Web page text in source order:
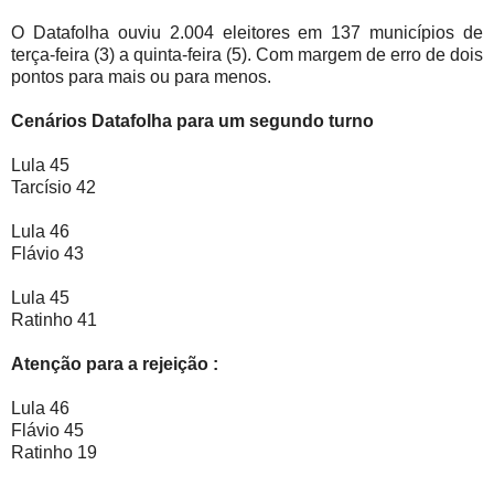
O Datafolha ouviu 2.004 eleitores em 137 municípios de
terça-feira (3) a quinta-feira (5). Com margem de erro de dois
pontos para mais ou para menos.
Cenários Datafolha para um segundo turno
Lula 45
Tarcísio 42
Lula 46
Flávio 43
Lula 45
Ratinho 41
Atenção para a rejeição :
Lula 46
Flávio 45
Ratinho 19